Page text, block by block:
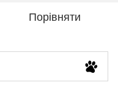
Порівняти